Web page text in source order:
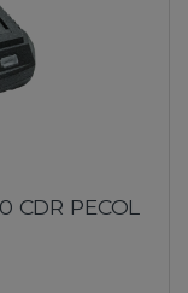
PECOL